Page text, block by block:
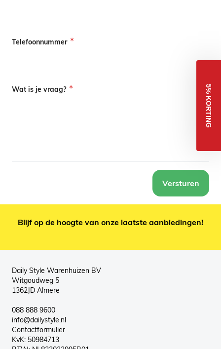
Telefoonnummer
Wat is je vraag?
Versturen
Blijf op de hoogte van onze laatste aanbiedingen!
Daily Style Warenhuizen BV
Witgoudweg 5
1362JD Almere
088 888 9600
info@dailystyle.nl
Contactformulier
KvK: 50984713
5% KORTING